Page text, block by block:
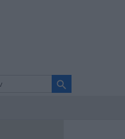
search